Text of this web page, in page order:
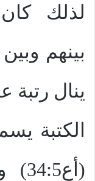
لذلك
بينهم
ينال رتبة
الكتبة